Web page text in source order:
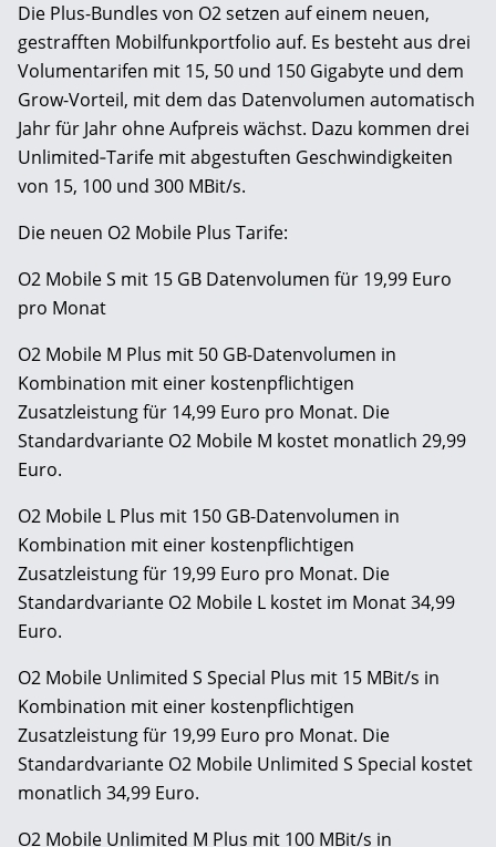
Die Plus-Bundles von O2 setzen auf einem neuen,
gestrafften Mobilfunkportfolio auf. Es besteht aus drei
Volumentarifen mit 15, 50 und 150 Gigabyte und dem
Grow-Vorteil, mit dem das Datenvolumen automatisch
Jahr für Jahr ohne Aufpreis wächst. Dazu kommen drei
Unlimited‑Tarife mit abgestuften Geschwindigkeiten
von 15, 100 und 300 MBit/s.
Die neuen O2 Mobile Plus Tarife:
O2 Mobile S mit 15 GB Datenvolumen für 19,99 Euro
pro Monat
O2 Mobile M Plus mit 50 GB-Datenvolumen in
Kombination mit einer kostenpflichtigen
Zusatzleistung für 14,99 Euro pro Monat. Die
Standardvariante O2 Mobile M kostet monatlich 29,99
Euro.
O2 Mobile L Plus mit 150 GB-Datenvolumen in
Kombination mit einer kostenpflichtigen
Zusatzleistung für 19,99 Euro pro Monat. Die
Standardvariante O2 Mobile L kostet im Monat 34,99
Euro.
O2 Mobile Unlimited S Special Plus mit 15 MBit/s in
Kombination mit einer kostenpflichtigen
Zusatzleistung für 19,99 Euro pro Monat. Die
Standardvariante O2 Mobile Unlimited S Special kostet
monatlich 34,99 Euro.
O2 Mobile Unlimited M Plus mit 100 MBit/s in